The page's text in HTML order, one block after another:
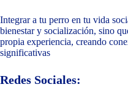
Integrar a tu perro en tu vida
bienestar y socialización, sino
propia experiencia, creando
significativas
Redes Sociales: